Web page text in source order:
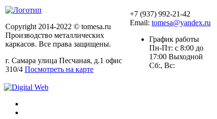
Copyright 2014-2022 © tomesa.ru
Производство металлических
каркасов. Все права защищены.
г. Самара улица Песчаная, д.1 офис
310/4 Посмотреть на карте
+7 (937) 992-21-42
Email: tomesa@yandex.ru
График работы
Пн-Пт: с 8:00 до
17:00 Выходной
Сб:, Вс: